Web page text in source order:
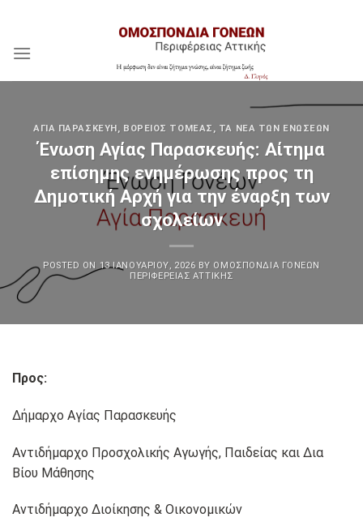
content
ΑΓΊΑ ΠΑΡΑΣΚΕΥΉ , ΒΌΡΕΙΟΣ ΤΟΜΈΑΣ , ΤΑ ΝΈΑ ΤΩΝ ΕΝΏΣΕΩΝ
Ένωση Αγίας Παρασκευής: Αίτημα
επίσημης ενημέρωσης προς τη
Δημοτική Αρχή για την έναρξη των
σχολείων
POSTED ON 13 ΙΑΝΟΥΑΡΊΟΥ, 2026 BY ΟΜΟΣΠΟΝΔΊΑ ΓΟΝΈΩΝ
ΠΕΡΙΦΈΡΕΙΑΣ ΑΤΤΙΚΉΣ
Προς:
Δήμαρχο Αγίας Παρασκευής
Αντιδήμαρχο Προσχολικής Αγωγής, Παιδείας και Δια
Βίου Μάθησης
Αντιδήμαρχο Διοίκησης & Οικονομικών